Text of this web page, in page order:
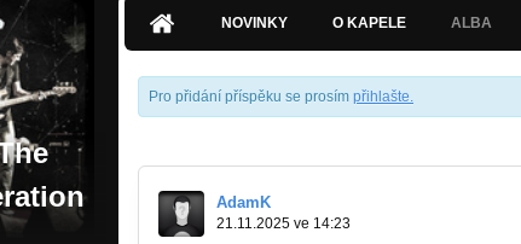
NOVINKY O KAPELE ALBA
Pro přidání příspěku se prosím přihlašte.
AdamK
21.11.2025 ve 14:23